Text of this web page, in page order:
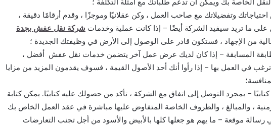
وتفضيلاتك مع صاحب العمل ، وكن عقلانيًا وموجزًا ​​، وقدم أرقامًا دقيقة ،
ما تريد سيفيد الشركة أيضًا – إذا كانت عملية وخدمات شركة نقل عفش بجدة
من الإجهاد ، فستكون قادر على الوصول إلى الأرض في وظيفتك الجديدة ؛
المسابقة – إذا كان لديك عرض عمل آخر يتضمن خدمات نقل عفش أفضل ،
في العمل بها – إذا رأوا أنك أحد الأصول القيمة ، فسوف يقدمون المزيد من مزايا
– بمجرد التوصل إلى اتفاق مع الشركة ، تأكد من حصولك عليه كتابيًا. يمكن كتابة
، والمبالغ ، والظروف الخاصة المتفاوض عليها مباشرة في عقد العمل الخاص بك
موقعة – ما يهم هو جعلها كلها بالأبيض والأسود من أجل تجنب التعارضات